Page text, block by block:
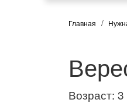
Главная
Возраст: 3